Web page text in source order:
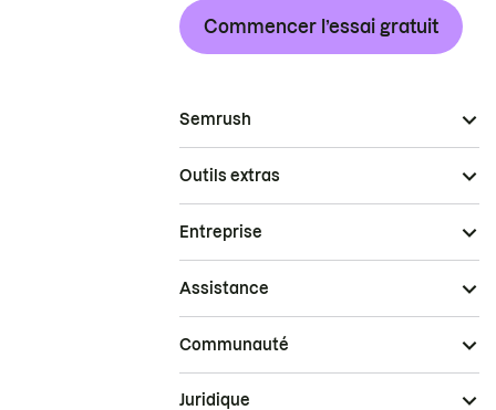
Commencer l’essai gratuit
Semrush
Outils extras
Entreprise
Assistance
Communauté
Juridique